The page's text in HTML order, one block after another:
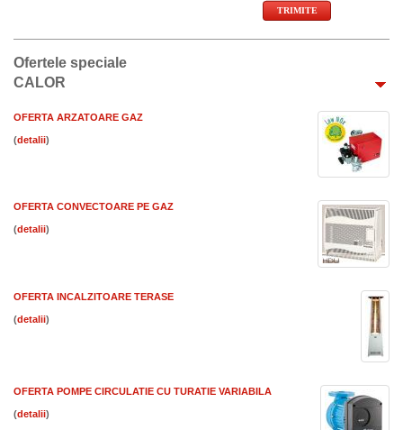
Ofertele speciale
CALOR
OFERTA ARZATOARE GAZ
( )
OFERTA CONVECTOARE PE GAZ
( )
OFERTA INCALZITOARE TERASE
( )
OFERTA POMPE CIRCULATIE CU TURATIE VARIABILA
( )